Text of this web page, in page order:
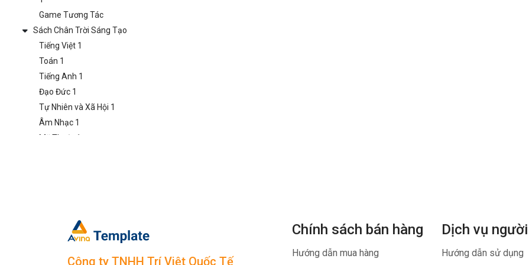
Game Tương Tác
Sách Chân Trời Sáng Tạo
Tiếng Việt 1
Toán 1
Tiếng Anh 1
Đạo Đức 1
Tự Nhiên và Xã Hội 1
Âm Nhạc 1
Mỹ Thuật 1
Tiếng Việt 2
Tiếng Anh 2Công ty TNHH Trí Việt Quốc Tế
Chính sách bán hàng
Hướng dẫn mua hàng
Dịch vụ
Hướng dẫn sử dụng